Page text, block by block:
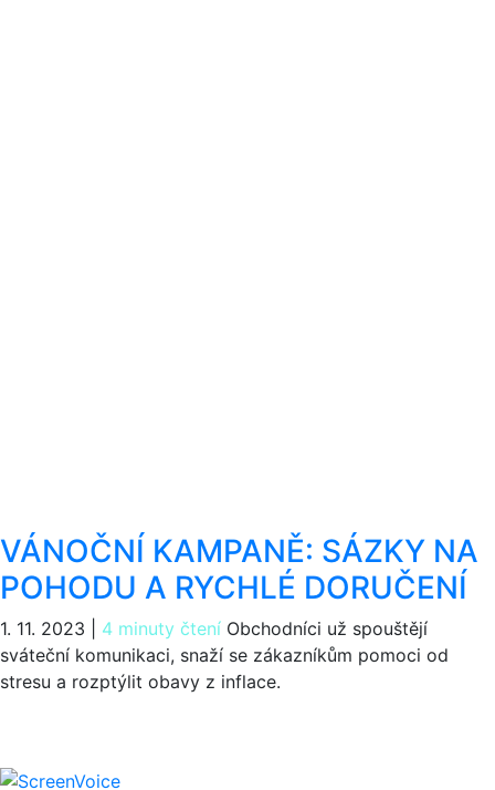
VÁNOČNÍ KAMPANĚ: SÁZKY NA
POHODU A RYCHLÉ DORUČENÍ
1. 11. 2023 4 minuty čtení Obchodníci už spouštějí
sváteční komunikaci, snaží se zákazníkům pomoci od
stresu a rozptýlit obavy z inflace.